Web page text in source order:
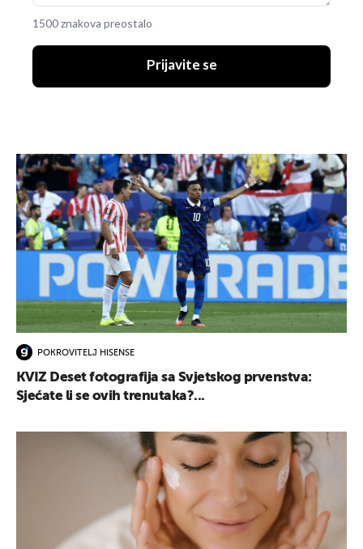
1500 znakova preostalo
Prijavite se
POKROVITELJ HISENSE
KVIZ Deset fotografija sa Svjetskog prvenstva:
Sjećate li se ovih trenutaka?...